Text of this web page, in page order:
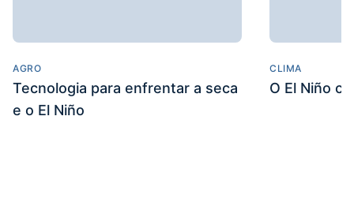
AGRO
Tecnologia para enfrentar a seca
e o El Niño
CLIMA
O El Niño